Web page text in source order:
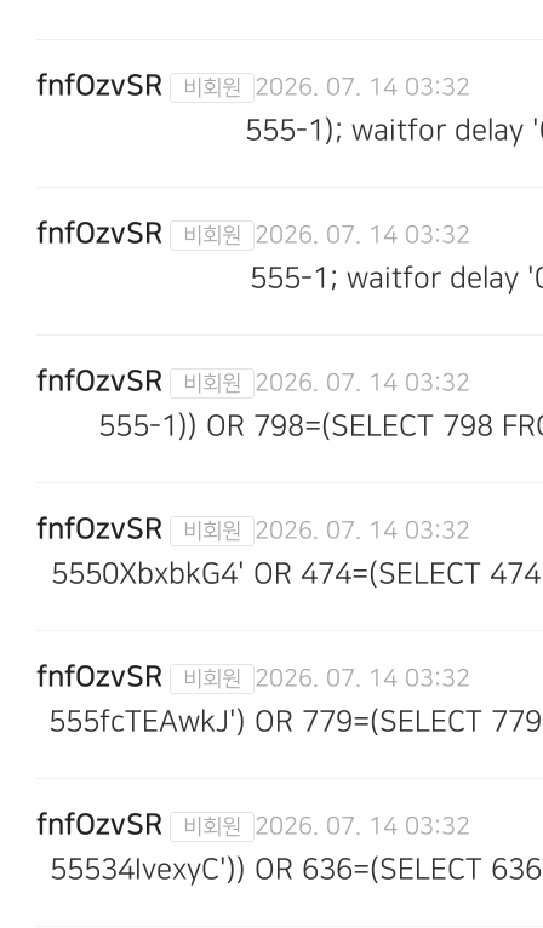
fnfOzvSR 2026. 07. 14 03:32
555-1); waitfor delay
fnfOzvSR 2026. 07. 14 03:32
555-1; waitfor delay
fnfOzvSR 2026. 07. 14 03:32
555-1)) OR 798=(SELECT 798
fnfOzvSR 2026. 07. 14 03:32
5550XbxbkG4' OR 474=(SELECT
fnfOzvSR 2026. 07. 14 03:32
555fcTEAwkJ') OR 779=(SELECT
fnfOzvSR 2026. 07. 14 03:32
55534IvexyC')) OR 636=(SELECT